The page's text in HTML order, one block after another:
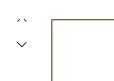
Bildergalerie überspringen